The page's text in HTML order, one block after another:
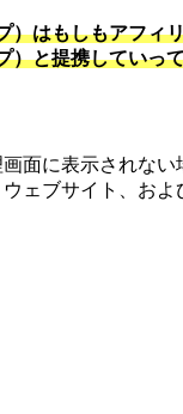
はもしもアフィ
）と提携していっ
面に表示されな
ェブサイト、およ